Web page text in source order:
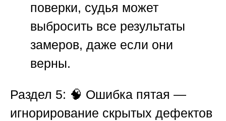
поверки, судья может
выбросить все результаты
замеров, даже если они
верны.
Раздел 5: 🧠 Ошибка пятая —
игнорирование скрытых дефектов